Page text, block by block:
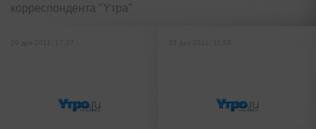
корреспондента "Yтра"